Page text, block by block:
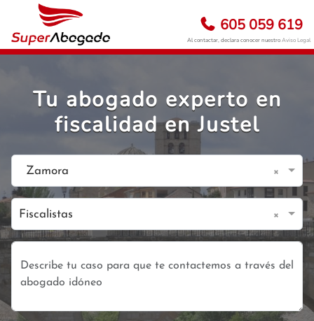
605 059 619
Al contactar, declara conocer nuestroAviso Legal
Tu abogado experto en
fiscalidad en Justel
Zamora ×
Fiscalistas ×